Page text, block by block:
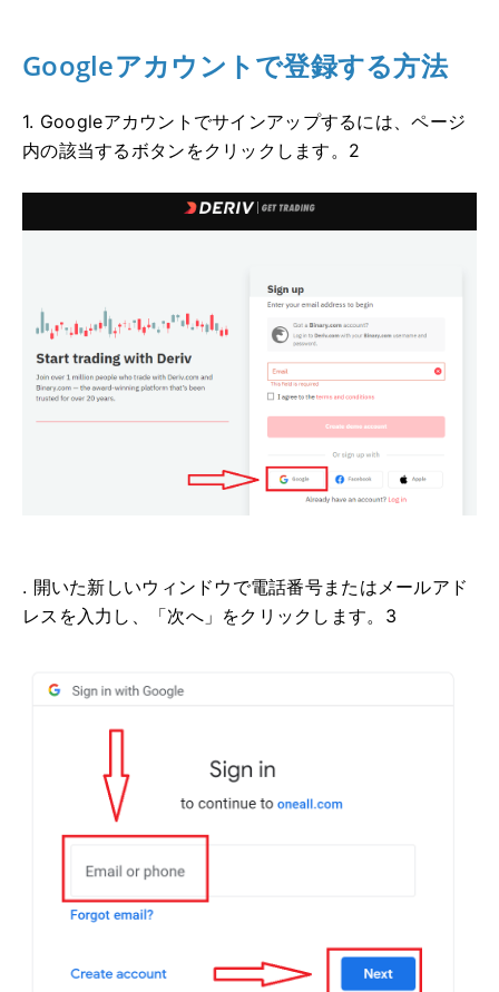
Googleアカウントで登録する方法
1. Googleアカウントでサインアップするには、ページ
内の該当するボタンをクリックします。2
. 開いた新しいウィンドウで電話番号またはメールアド
レスを入力し、「次へ」をクリックします。3